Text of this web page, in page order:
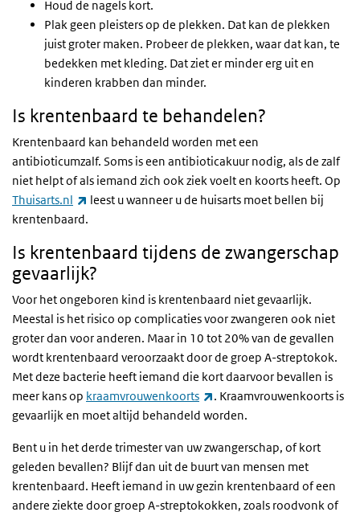
Houd de nagels kort.
Plak geen pleisters op de plekken. Dat kan de plekken
juist groter maken. Probeer de plekken, waar dat kan, te
bedekken met kleding. Dat ziet er minder erg uit en
kinderen krabben dan minder.
Is krentenbaard te behandelen?
Krentenbaard kan behandeld worden met een
antibioticumzalf. Soms is een antibioticakuur nodig, als de zalf
niet helpt of als iemand zich ook ziek voelt en koorts heeft. Op
Thuisarts.nl
(externe link)
leest u wanneer u de huisarts moet bellen bij
krentenbaard.
Is krentenbaard tijdens de zwangerschap
gevaarlijk?
Voor het ongeboren kind is krentenbaard niet gevaarlijk.
Meestal is het risico op complicaties voor zwangeren ook niet
groter dan voor anderen. Maar in 10 tot 20% van de gevallen
wordt krentenbaard veroorzaakt door de groep A-streptokok.
Met deze bacterie heeft iemand die kort daarvoor bevallen is
meer kans op kraamvrouwenkoorts (externe link)
. Kraamvrouwenkoorts is
gevaarlijk en moet altijd behandeld worden.
Bent u in het derde trimester van uw zwangerschap, of kort
geleden bevallen? Blijf dan uit de buurt van mensen met
krentenbaard. Heeft iemand in uw gezin krentenbaard of een
andere ziekte door groep A-streptokokken, zoals roodvonk of